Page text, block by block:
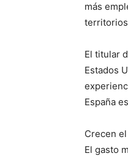
más
El titular
Estados
España
Crecen
El gasto